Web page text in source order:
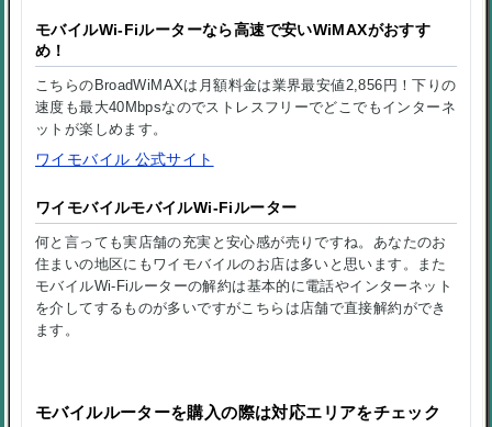
モバイルWi-Fiルーターなら高速で安いWiMAXがおすす
め！
こちらのBroadWiMAXは月額料金は業界最安値2,856円！下りの
速度も最大40Mbpsなのでストレスフリーでどこでもインターネ
ットが楽しめます。
ワイモバイル 公式サイト
ワイモバイルモバイルWi-Fiルーター
何と言っても実店舗の充実と安心感が売りですね。あなたのお
住まいの地区にもワイモバイルのお店は多いと思います。また
モバイルWi-Fiルーターの解約は基本的に電話やインターネット
を介してするものが多いですがこちらは店舗で直接解約ができ
ます。
モバイルルーターを購入の際は対応エリアをチェック